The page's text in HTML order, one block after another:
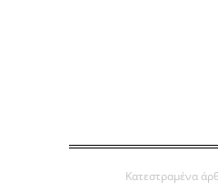
Κατεστραμένα